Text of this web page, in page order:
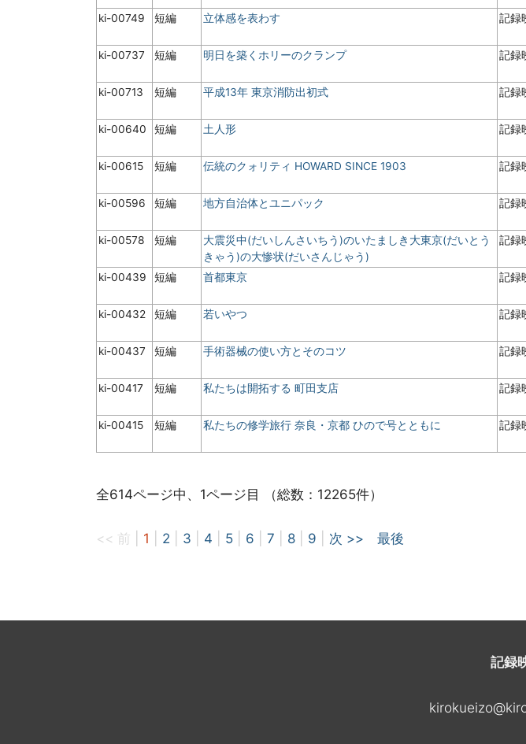
ki-00749 短編 立体感を表わす 記録
ki-00737 短編 明日を築くホリーのクランプ 記録
ki-00713 短編 平成13年 東京消防出初式 記録
ki-00640 短編 土人形 記録
ki-00615 短編 伝統のクォリティ HOWARD SINCE 1903 記録
ki-00596 短編 地方自治体とユニパック 記録
ki-00578 短編
大震災中(だいしんさいちう)のいたましき大東京(だいとう
きゃう)の大惨状(だいさんじゃう)
記録
ki-00439 短編 首都東京 記録
ki-00432 短編 若いやつ 記録
ki-00437 短編 手術器械の使い方とそのコツ 記録
ki-00417 短編 私たちは開拓する 町田支店 記録
ki-00415 短編 私たちの修学旅行 奈良・京都 ひので号とともに 記録
全614ページ中、1ページ目 （総数：12265件）
<< 前 1 2 3 4 5 6 7 8 9 次 >> 最後
記録